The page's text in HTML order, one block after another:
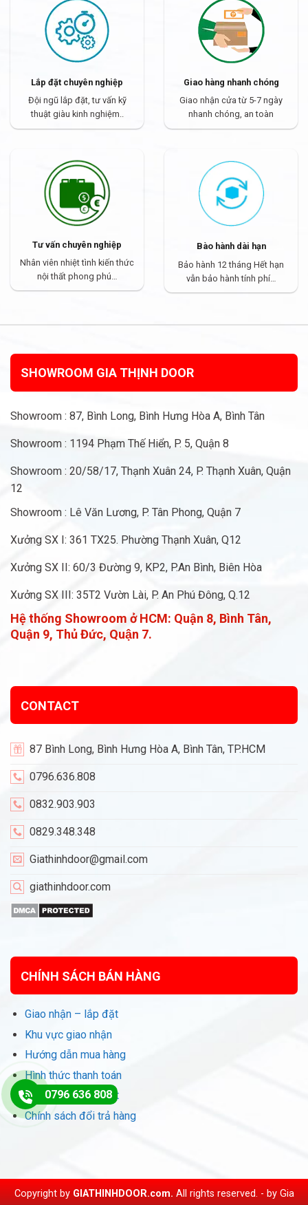
Lắp đặt chuyên nghiệp
Đội ngũ lắp đặt, tư vấn kỹ
thuật giàu kinh nghiệm..
Giao hàng nhanh chóng
Giao nhận cửa từ 5-7 ngày
nhanh chóng, an toàn
Tư vấn chuyên nghiệp
Nhân viên nhiệt tình kiến thức
nội thất phong phú…
Bào hành dài hạn
Bảo hành 12 tháng Hết hạn
vẫn bảo hành tính phí…
SHOWROOM GIA THỊNH DOOR
Showroom : 87, Bình Long, Bình Hưng Hòa A, Bình Tân
Showroom : 1194 Phạm Thế Hiển, P. 5, Quận 8
Showroom : 20/58/17, Thạnh Xuân 24, P. Thạnh Xuân, Quận
12
Showroom : Lê Văn Lương, P. Tân Phong, Quận 7
Xưởng SX I: 361 TX25. Phường Thạnh Xuân, Q12
Xưởng SX II: 60/3 Đường 9, KP2, P.An Bình, Biên Hòa
Xưởng SX III: 35T2 Vườn Lài, P. An Phú Đông, Q.12
Hệ thống Showroom ở HCM: Quận 8, Bình Tân,
Quận 9, Thủ Đức, Quận 7.
CONTACT
87 Bình Long, Bình Hưng Hòa A, Bình Tân, TP.HCM
0796.636.808
0832.903.903
0829.348.348
Giathinhdoor@gmail.com
giathinhdoor.com
CHÍNH SÁCH BÁN HÀNG
Giao nhận – lắp đặt
Khu vực giao nhận
Hướng dẫn mua hàng
Hình thức thanh toán
Chính sách bảo mật
Chính sách đổi trả hàng
Copyright by GIATHINHDOOR.com. All rights reserved. - by Gia
0796 636 808